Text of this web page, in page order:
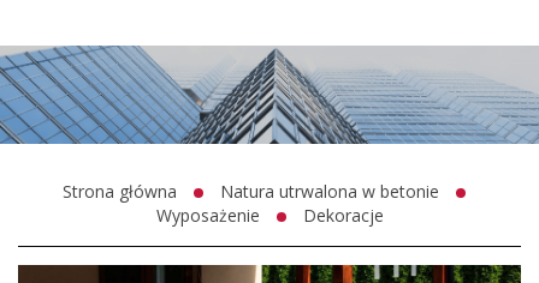
Strona główna
Natura utrwalona w betonie
Wyposażenie
Dekoracje